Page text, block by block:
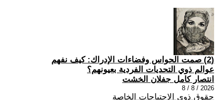
(2) صمت الحواس وفضاءات الإدراك: كيف نفهم
عوالم ذوي التحديات الفردية بعيونهم؟
انتصار كامل جفلان الخشت
2026 / 8 / 8
حقوق ذوي الاحتياجات الخاصة